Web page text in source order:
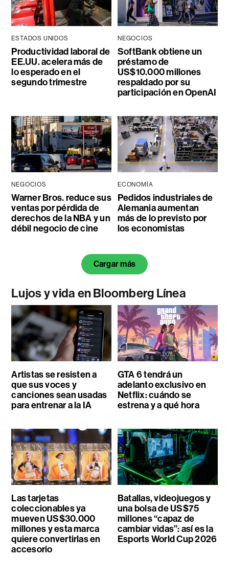
ESTADOS UNIDOS
Productividad laboral de
EE.UU. acelera más de
lo esperado en el
segundo trimestre
NEGOCIOS
SoftBank obtiene un
préstamo de
US$10.000 millones
respaldado por su
participación en OpenAI
NEGOCIOS
Warner Bros. reduce sus
ventas por pérdida de
derechos de la NBA y un
débil negocio de cine
ECONOMÍA
Pedidos industriales de
Alemania aumentan
más de lo previsto por
los economistas
Cargar más
Lujos y vida en Bloomberg Línea
Artistas se resisten a
que sus voces y
canciones sean usadas
para entrenar a la IA
GTA 6 tendrá un
adelanto exclusivo en
Netflix: cuándo se
estrena y a qué hora
Las tarjetas
coleccionables ya
mueven US$30.000
millones y esta marca
quiere convertirlas en
accesorio
Batallas, videojuegos y
una bolsa de US$75
millones “capaz de
cambiar vidas”: así es la
Esports World Cup 2026